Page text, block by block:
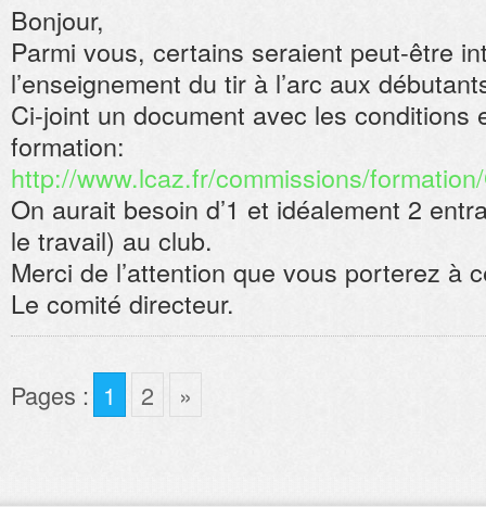
Bonjour,
Parmi vous, certains seraient peut-être
l’enseignement du tir à l’arc aux
Ci-joint un document avec les conditions
formation:
http://www.lcaz.fr/commissions/
On aurait besoin d’1 et idéalement 2
le travail) au club.
Merci de l’attention que vous porterez à
Le comité directeur.
Pages : 1 2 »